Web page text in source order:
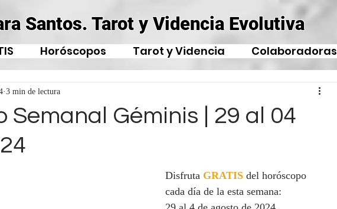
Santos. Tarot y Videncia Evolutiva
Horóscopos Tarot y Videncia Colaboradoras
Semanal Géminis | 29 al 04
3 min de lectura
Disfruta GRATISdel horóscopo
cada día de la esta semana: